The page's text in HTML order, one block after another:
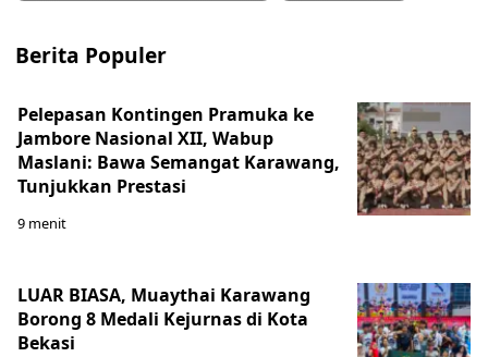
Berita Populer
Pelepasan Kontingen Pramuka ke
Jambore Nasional XII, Wabup
Maslani: Bawa Semangat Karawang,
Tunjukkan Prestasi
9 menit
LUAR BIASA, Muaythai Karawang
Borong 8 Medali Kejurnas di Kota
Bekasi